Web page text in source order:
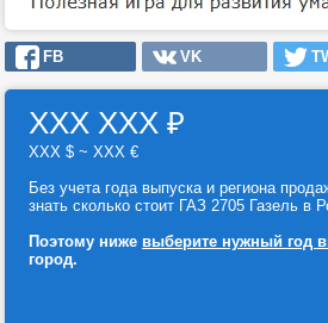
FB VK
ХХХ ХХХ ₽
ХХХ $ ~ ХХХ €
Без учета года выпуска и региона
знать сколько стоит ГАЗ 2705 Газель в
Поэтому ниже выберите нужный год
город.